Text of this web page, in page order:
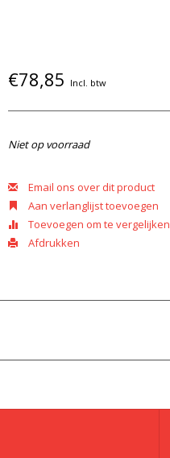
€78,85 Incl. btw
Niet op voorraad
Email ons over dit product
Aan verlanglijst toevoegen
Toevoegen om te vergelijken
Afdrukken